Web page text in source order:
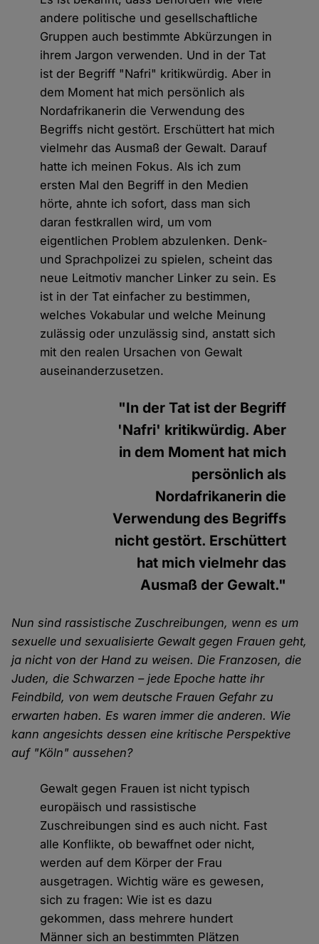
andere politische und gesellschaftliche
Gruppen auch bestimmte Abkürzungen in
ihrem Jargon verwenden. Und in der Tat
ist der Begriff "Nafri" kritikwürdig. Aber in
dem Moment hat mich persönlich als
Nordafrikanerin die Verwendung des
Begriffs nicht gestört. Erschüttert hat mich
vielmehr das Ausmaß der Gewalt. Darauf
hatte ich meinen Fokus. Als ich zum
ersten Mal den Begriff in den Medien
hörte, ahnte ich sofort, dass man sich
daran festkrallen wird, um vom
eigentlichen Problem abzulenken. Denk-
und Sprachpolizei zu spielen, scheint das
neue Leitmotiv mancher Linker zu sein. Es
ist in der Tat einfacher zu bestimmen,
welches Vokabular und welche Meinung
zulässig oder unzulässig sind, anstatt sich
mit den realen Ursachen von Gewalt
auseinanderzusetzen.
"In der Tat ist der Begriff
'Nafri' kritikwürdig. Aber
in dem Moment hat mich
persönlich als
Nordafrikanerin die
Verwendung des Begriffs
nicht gestört. Erschüttert
hat mich vielmehr das
Ausmaß der Gewalt."
Nun sind rassistische Zuschreibungen, wenn es um
sexuelle und sexualisierte Gewalt gegen Frauen geht,
ja nicht von der Hand zu weisen. Die Franzosen, die
Juden, die Schwarzen – jede Epoche hatte ihr
Feindbild, von wem deutsche Frauen Gefahr zu
erwarten haben. Es waren immer die anderen. Wie
kann angesichts dessen eine kritische Perspektive
auf "Köln" aussehen?
Gewalt gegen Frauen ist nicht typisch
europäisch und rassistische
Zuschreibungen sind es auch nicht. Fast
alle Konflikte, ob bewaffnet oder nicht,
werden auf dem Körper der Frau
ausgetragen. Wichtig wäre es gewesen,
sich zu fragen: Wie ist es dazu
gekommen, dass mehrere hundert
Männer sich an bestimmten Plätzen